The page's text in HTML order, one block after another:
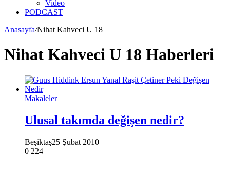
Video
PODCAST
Anasayfa/Nihat Kahveci U 18
Nihat Kahveci U 18 Haberleri
Makaleler
Ulusal takımda değişen nedir?
Beşiktaş25 Şubat 2010
0 224